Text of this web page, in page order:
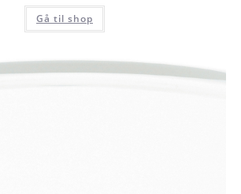
Gå til shop